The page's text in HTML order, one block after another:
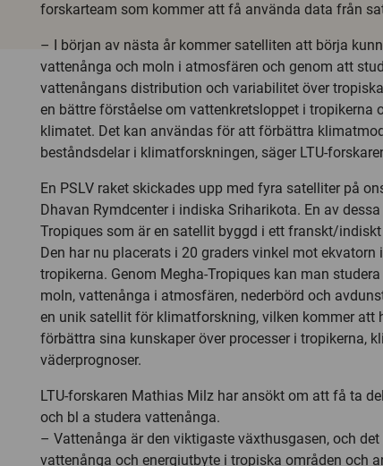
forskarteam som kommer att få använda data från
– I början av nästa år kommer satelliten att börja
vattenånga och moln i atmosfären och genom att
vattenångans distribution och variabilitet över
en bättre förståelse om vattenkretsloppet i tropikerna
klimatet. Det kan användas för att förbättra
beståndsdelar i klimatforskningen, säger LTU-
En PSLV raket skickades upp med fyra satelliter på
Dhavan Rymdcenter i indiska Sriharikota. En av
Tropiques som är en satellit byggd i ett franskt/
Den har nu placerats i 20 graders vinkel mot
tropikerna. Genom Megha-Tropiques kan man
moln, vattenånga i atmosfären, nederbörd och
en unik satellit för klimatforskning, vilken kommer att
förbättra sina kunskaper över processer i tropikerna,
väderprognoser.
LTU-forskaren Mathias Milz har ansökt om att få ta
och bl a studera vattenånga.
– Vattenånga är den viktigaste växthusgasen, och
vattenånga och energiutbyte i tropiska områden och